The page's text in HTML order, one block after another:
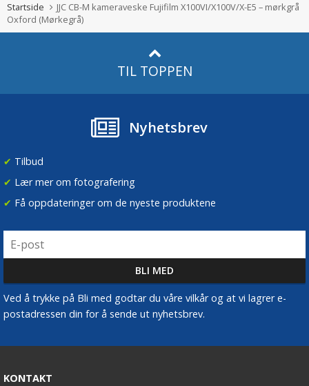
Startside
JJC CB-M kameraveske Fujifilm X100VI/X100V/X-E5 – mørkgrå
Oxford (Mørkegrå)
TIL TOPPEN
Nyhetsbrev
✔ Tilbud
✔ Lær mer om fotografering
✔ Få oppdateringer om de nyeste produktene
Ved å trykke på Bli med godtar du våre vilkår og at vi lagrer e-
postadressen din for å sende ut nyhetsbrev.
KONTAKT